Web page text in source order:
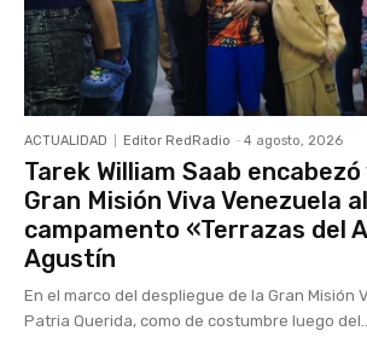
ACTUALIDAD Editor RedRadio - 4 agosto, 2026
Tarek William Saab
Gran Misión Viva Venezuela al
campamento «Terrazas del
Agustín
En el marco del despliegue de la Gran Misión
Patria Querida, como de costumbre luego del...